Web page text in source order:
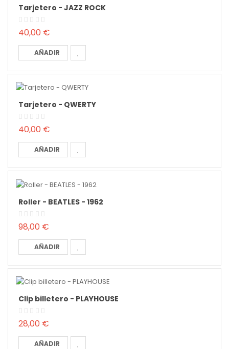
Tarjetero - JAZZ ROCK
40,00 €
AÑADIR
Tarjetero - QWERTY
40,00 €
AÑADIR
Roller - BEATLES - 1962
98,00 €
AÑADIR
Clip billetero - PLAYHOUSE
28,00 €
AÑADIR